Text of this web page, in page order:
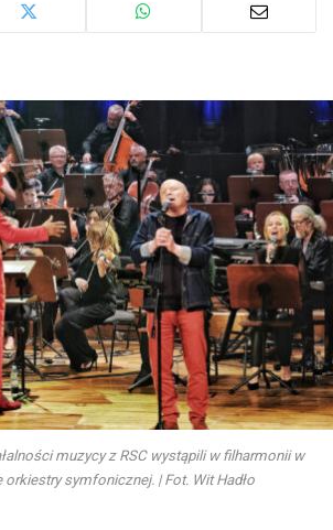
muzycy z RSC wystąpili w filharmonii w
symfonicznej. | Fot. Wit Hadło